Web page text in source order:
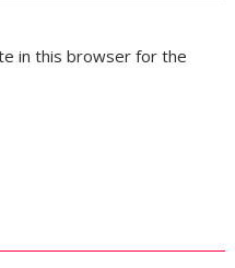
in this browser for the